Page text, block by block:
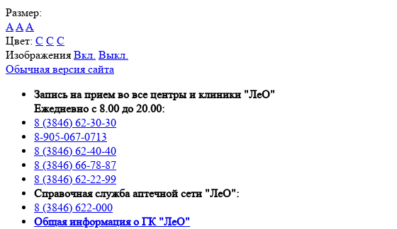
Размер:
AAA
Цвет: C C C
Изображения Вкл. Выкл.
Обычная версия сайта
Запись на прием во все центры и клиники "ЛеО"
Ежедневно с 8.00 до 20.00:
8 (3846) 62-30-30
8-905-067-0713
8 (3846) 62-40-40
8 (3846) 66-78-87
8 (3846) 62-22-99
Справочная служба аптечной сети "ЛеО":
8 (3846) 622-000
Oбщая информация о ГК "ЛеО"